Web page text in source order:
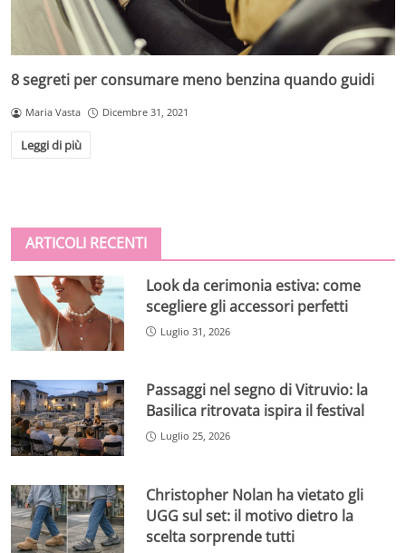
8 segreti per consumare meno benzina quando guidi
Maria Vasta Dicembre 31, 2021
Leggi di più
ARTICOLI RECENTI
Look da cerimonia estiva: come
scegliere gli accessori perfetti
Luglio 31, 2026
Passaggi nel segno di Vitruvio: la
Basilica ritrovata ispira il festival
Luglio 25, 2026
Christopher Nolan ha vietato gli
UGG sul set: il motivo dietro la
scelta sorprende tutti